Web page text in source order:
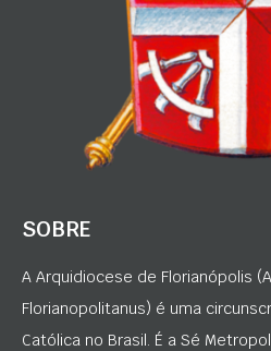
SOBRE
A Arquidiocese de Florianópolis
Florianopolitanus) é uma
Católica no Brasil. É a Sé